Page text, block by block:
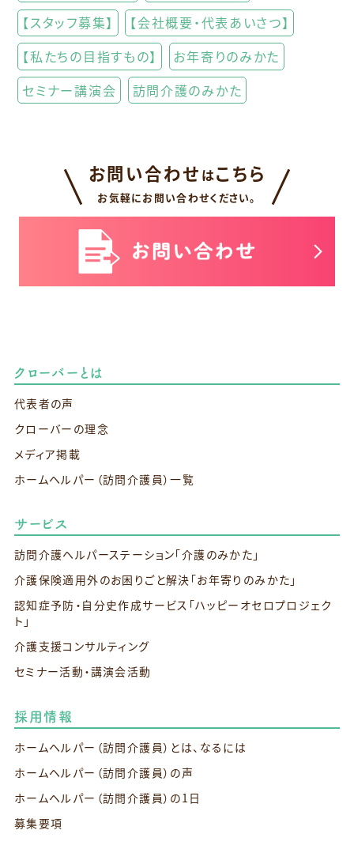
【スタッフ募集】
【会社概要・代表あいさつ】
【私たちの目指すもの】
お年寄りのみかた
セミナー講演会
訪問介護のみかた
お問い合わせ はこちら
お気軽にお問い合わせください。
クローバーとは
代表者の声
クローバーの理念
メディア掲載
ホームヘルパー（訪問介護員）一覧
サービス
訪問介護ヘルパーステーション「介護のみかた」
介護保険適用外のお困りごと解決 「お年寄りのみかた」
認知症予防・自分史作成サービス 「ハッピーオセロプロジェク
ト」
介護支援コンサルティング
セミナー活動・講演会活動
採用情報
ホームヘルパー（訪問介護員）とは、なるには
ホームヘルパー（訪問介護員）の声
ホームヘルパー（訪問介護員）の1日
募集要項